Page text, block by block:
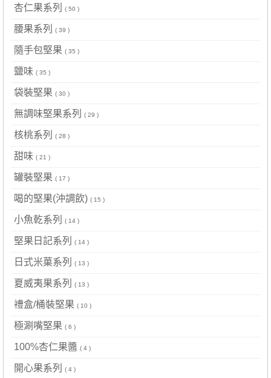
杏仁果系列 ( 50 )
腰果系列 ( 39 )
隨手包堅果 ( 35 )
鹽味 ( 35 )
袋裝堅果 ( 30 )
無調味堅果系列 ( 29 )
核桃系列 ( 28 )
甜味 ( 21 )
罐裝堅果 ( 17 )
喝的堅果(沖調飲) ( 15 )
小魚乾系列 ( 14 )
堅果日記系列 ( 14 )
日式米菓系列 ( 13 )
夏威夷果系列 ( 13 )
禮盒/桶裝堅果 ( 10 )
極涮嘴堅果 ( 6 )
100%杏仁果醬 ( 4 )
開心果系列 ( 4 )